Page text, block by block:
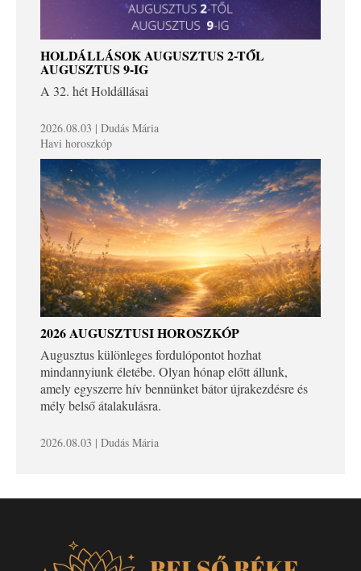
HOLDÁLLÁSOK AUGUSZTUS 2-TŐL
AUGUSZTUS 9-IG
A 32. hét Holdállásai
2026.08.03 | Dudás Mária
Havi horoszkóp
2026 AUGUSZTUSI HOROSZKÓP
Augusztus különleges fordulópontot hozhat
mindannyiunk életébe. Olyan hónap előtt állunk,
amely egyszerre hív bennünket bátor újrakezdésre és
mély belső átalakulásra.
2026.08.03 | Dudás Mária